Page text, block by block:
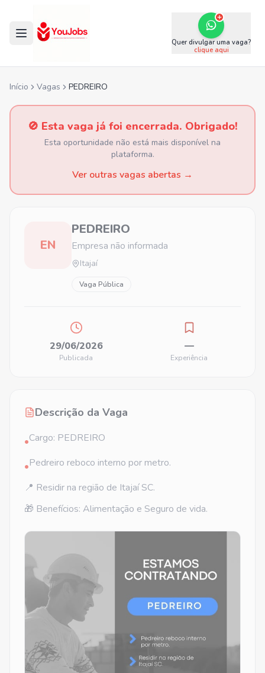
Quer divulgar uma vaga?
clique aqui
Início Vagas PEDREIRO
🚫 Esta vaga já foi encerrada. Obrigado!
Esta oportunidade não está mais disponível na
plataforma.
Ver outras vagas abertas →
EN
PEDREIRO
Empresa não informada
Itajaí
Vaga Pública
29/06/2026
Publicada
—
Experiência
Descrição da Vaga
•Cargo: PEDREIRO
•Pedreiro reboco interno por metro.
📍 Residir na região de Itajaí SC.
🎁 Benefícios: Alimentação e Seguro de vida.